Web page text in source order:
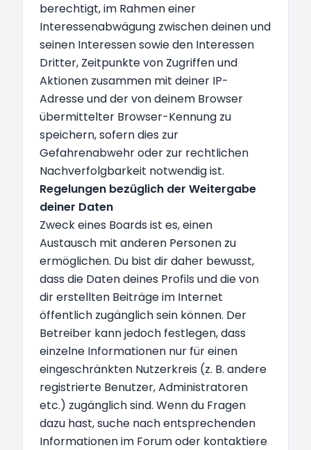
berechtigt, im Rahmen einer
Interessenabwägung zwischen deinen und
seinen Interessen sowie den Interessen
Dritter, Zeitpunkte von Zugriffen und
Aktionen zusammen mit deiner IP-
Adresse und der von deinem Browser
übermittelter Browser-Kennung zu
speichern, sofern dies zur
Gefahrenabwehr oder zur rechtlichen
Nachverfolgbarkeit notwendig ist.
Regelungen bezüglich der Weitergabe
deiner Daten
Zweck eines Boards ist es, einen
Austausch mit anderen Personen zu
ermöglichen. Du bist dir daher bewusst,
dass die Daten deines Profils und die von
dir erstellten Beiträge im Internet
öffentlich zugänglich sein können. Der
Betreiber kann jedoch festlegen, dass
einzelne Informationen nur für einen
eingeschränkten Nutzerkreis (z. B. andere
registrierte Benutzer, Administratoren
etc.) zugänglich sind. Wenn du Fragen
dazu hast, suche nach entsprechenden
Informationen im Forum oder kontaktiere